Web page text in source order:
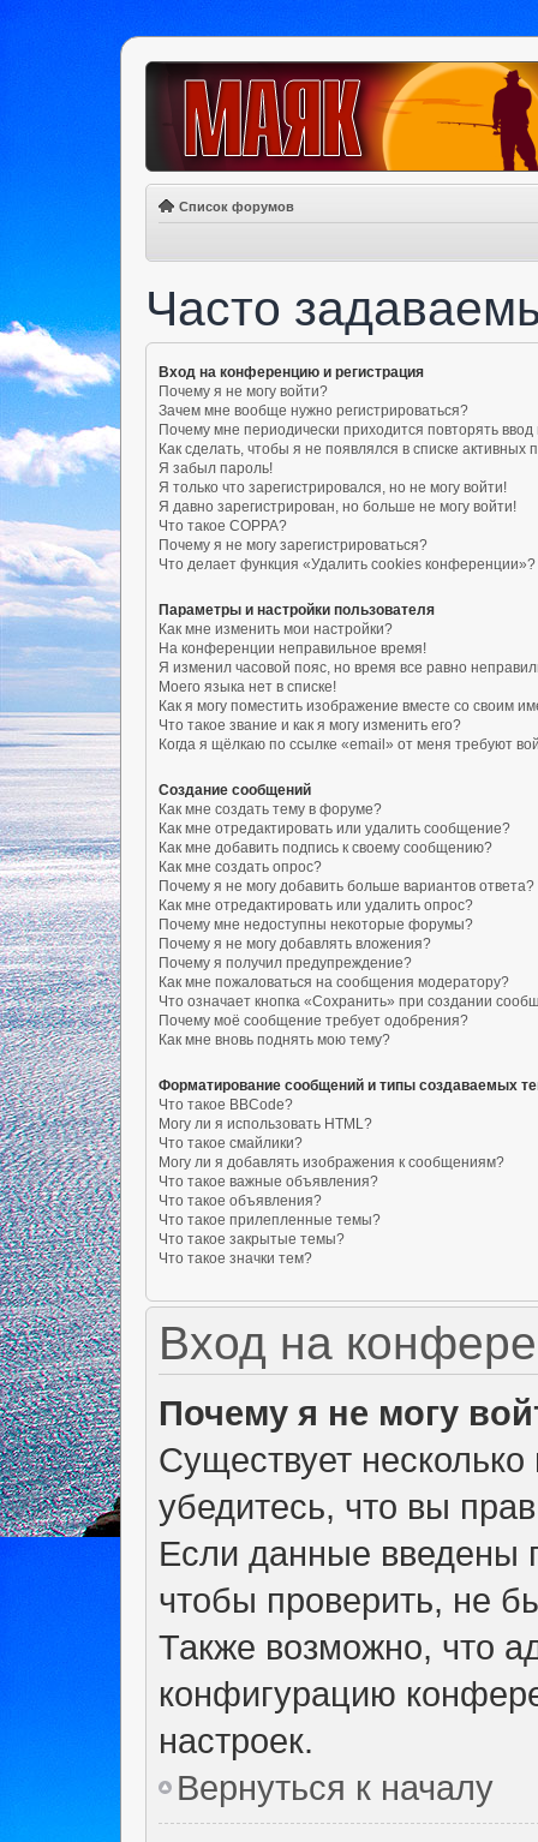
Список форумов
Часто
Вход на конференцию и регистрация
Почему я не могу войти?
Зачем мне вообще нужно регистрироваться?
Почему мне периодически приходится повторять
Как сделать, чтобы я не появлялся в списке активных
Я забыл пароль!
Я только что зарегистрировался, но не могу войти!
Я давно зарегистрирован, но больше не могу войти!
Что такое COPPA?
Почему я не могу зарегистрироваться?
Что делает функция «Удалить cookies конференции»?
Параметры и настройки пользователя
Как мне изменить мои настройки?
На конференции неправильное время!
Я изменил часовой пояс, но время все равно
Моего языка нет в списке!
Как я могу поместить изображение вместе со своим
Что такое звание и как я могу изменить его?
Когда я щёлкаю по ссылке «email» от меня требуют
Создание сообщений
Как мне создать тему в форуме?
Как мне отредактировать или удалить сообщение?
Как мне добавить подпись к своему сообщению?
Как мне создать опрос?
Почему я не могу добавить больше вариантов ответа?
Как мне отредактировать или удалить опрос?
Почему мне недоступны некоторые форумы?
Почему я не могу добавлять вложения?
Почему я получил предупреждение?
Как мне пожаловаться на сообщения модератору?
Что означает кнопка «Сохранить» при создании
Почему моё сообщение требует одобрения?
Как мне вновь поднять мою тему?
Форматирование сообщений и типы создаваемых
Что такое BBCode?
Могу ли я использовать HTML?
Что такое смайлики?
Могу ли я добавлять изображения к сообщениям?
Что такое важные объявления?
Что такое объявления?
Что такое прилепленные темы?
Что такое закрытые темы?
Что такое значки тем?
Вход на
Почему я не могу
Существует
убедитесь, что вы
Если данные введены
чтобы проверить, не
Также возможно, что
конфигурацию
настроек.
Вернуться к началу